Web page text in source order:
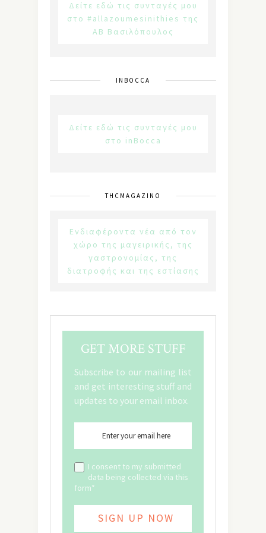
Δείτε εδώ τις συνταγές μου
στο #allazoumesinithies της
ΑΒ Βασιλόπουλος
INBOCCA
Δείτε εδώ τις συνταγές μου
στο inBocca
THCMAGAZINO
Ενδιαφέροντα νέα από τον
χώρο της μαγειρικής, της
γαστρονομίας, της
διατροφής και της εστίασης
GET MORE STUFF
Subscribe to our mailing list
and get interesting stuff and
updates to your email inbox.
I consent to my submitted
data being collected via this
form*